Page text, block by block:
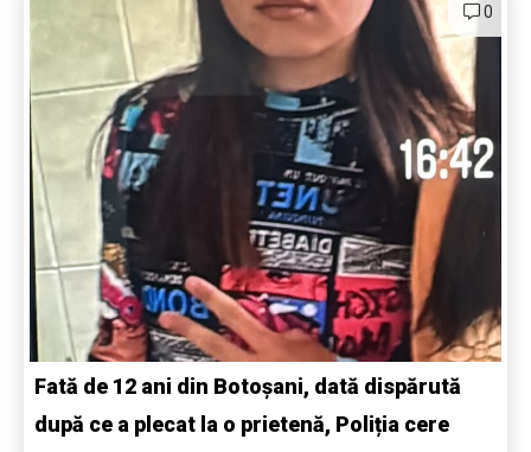
0
Fată de 12 ani din Botoșani, dată dispărută
după ce a plecat la o prietenă, Poliția cere